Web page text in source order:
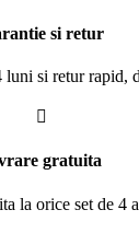
si retur
luni si retur rapid,

gratuita
la orice set de 4